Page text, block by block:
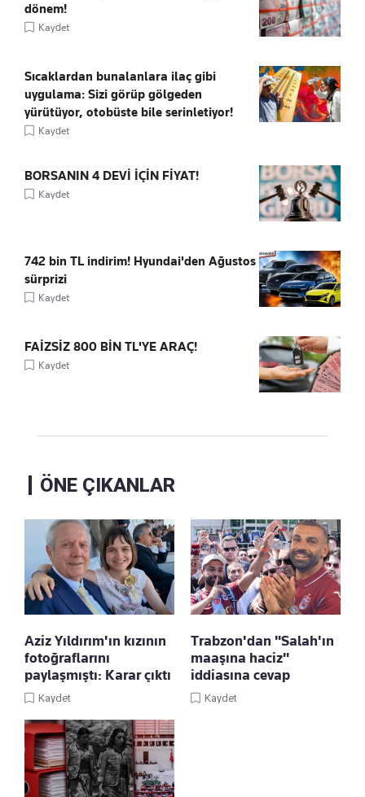
dönem!
Kaydet
Sıcaklardan bunalanlara ilaç gibi
uygulama: Sizi görüp gölgeden
yürütüyor, otobüste bile serinletiyor!
Kaydet
BORSANIN 4 DEVİ İÇİN FİYAT!
Kaydet
742 bin TL indirim! Hyundai'den Ağustos
sürprizi
Kaydet
FAİZSİZ 800 BİN TL'YE ARAÇ!
Kaydet
ÖNE ÇIKANLAR
Aziz Yıldırım'ın kızının
fotoğraflarını
paylaşmıştı: Karar çıktı
Kaydet
Trabzon'dan "Salah'ın
maaşına haciz"
iddiasına cevap
Kaydet